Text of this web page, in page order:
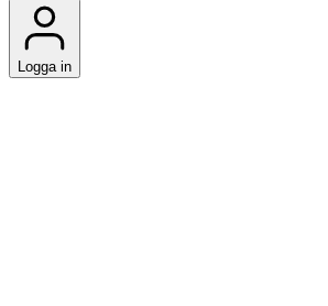
Logga in